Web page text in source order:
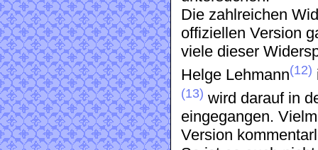
Die zahlreichen
offiziellen Version
viele dieser
Helge Lehmann(12)
(13) wird darauf in
eingegangen.
Version